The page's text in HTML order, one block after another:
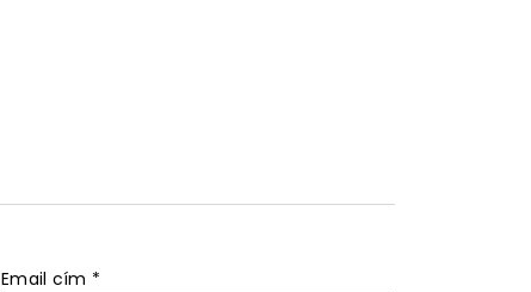
Email cím *